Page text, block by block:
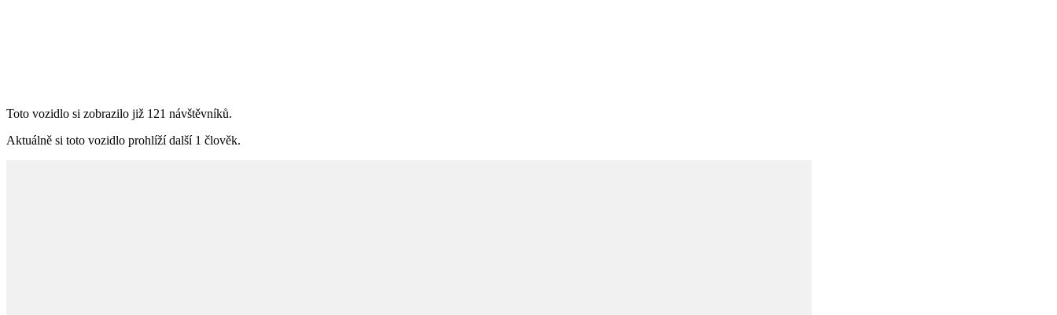
Toto vozidlo si zobrazilo již 121 návštěvníků.
Aktuálně si toto vozidlo prohlíží další 1 člověk.